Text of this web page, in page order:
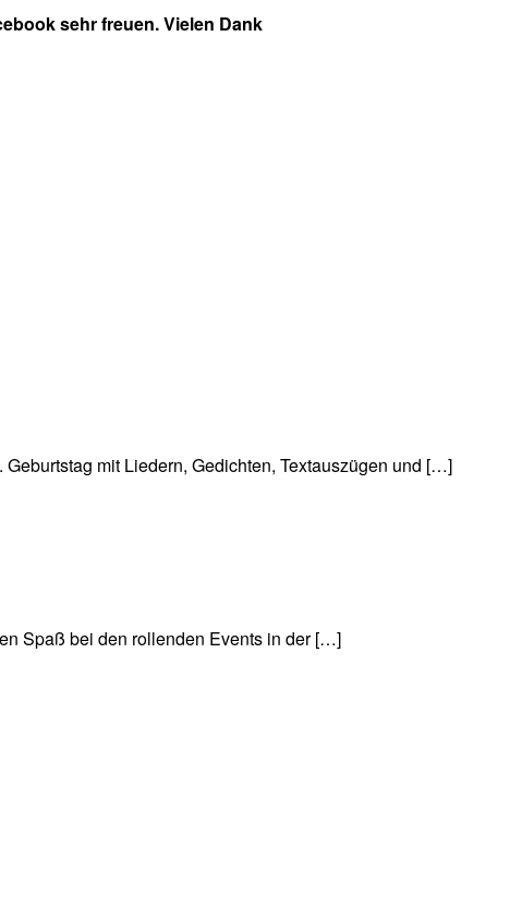
sehr freuen. Vielen Dank
mit Liedern, Gedichten, Textauszügen und […]
Spaß bei den rollenden Events in der […]